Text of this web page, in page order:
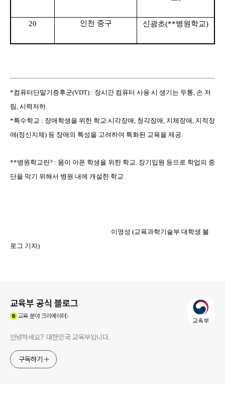
20 인천 중구 신광초(**병원학교)
*컴퓨터단말기증후군(VDT) : 장시간 컴퓨터 사용 시 생기는 두통, 손 저
림, 시력저하.
*특수학교 : 장애학생을 위한 학교.시각장애, 청각장애, 지체장애, 지적장
애(정신지체) 등 장애의 특성을 고려하여 특화된 교육을 제공.
**병원학교란? : 몸이 아픈 학생을 위한 학교. 장기입원 등으로 학업의 중
단을 막기 위해서 병원 내에 개설한 학교.
이영성 (교육과학기술부 대학생 블
로그 기자)
교육부 공식 블로그
교육분야 크리에이터
안녕하세요? 대한민국 교육부입니다.
구독하기